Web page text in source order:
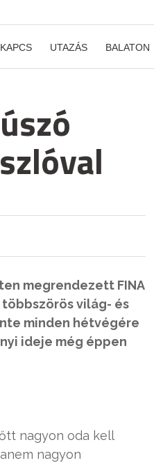
UTAZÁS BALATON
megrendezett FINA
világ- és
minden hétvégére
ideje még éppen
nagyon oda kell
nagyon